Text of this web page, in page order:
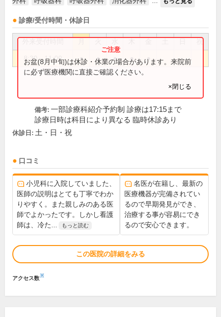
診療/受付時間・休診日
祝
8:30～11:00 ● ● ● ● ●
お盆(8月中旬)は休診・休業の場合があります。来院前
に必ず医療機関に直接ご確認ください。
×閉じる
備考: 一部診療科紹介予約制 診療は17:15まで
診療日時は科目により異なる 臨時休診あり
休診日: 土・日・祝
口コミ
小児科に入院していました、
医師の説明はとても丁寧でわか
りやすく。また親しみのある医
師でよかったです。しかし看護
師は、冷た...
もっと読む
名医が在籍し、最新の
医療機器が完備されてい
るので早期発見ができ、
治療する事が容易にでき
るので安心できます。
この医院の詳細をみる
アクセス数※